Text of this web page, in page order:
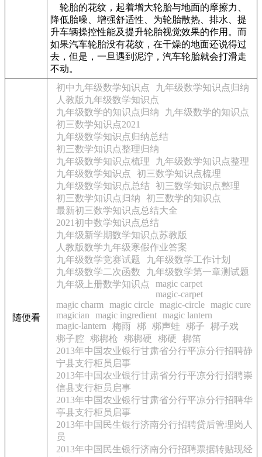
轮胎的花纹，起着增大轮胎与地面的摩擦力、
降低胎噪、增强舒适性、为轮胎散热、排水、提
升车辆操控性能及提升轮胎视觉效果的作用。而
如果汽车轮胎没有花纹，在干燥的地面还说得过
去，但是，一旦遇到泥泞，汽车轮胎就会打滑走
不动。
随便看
初中九年级数学知识点
九年级数学知识点归纳
人教版九年级数学知识点
九年级数学的知识点归纳
九年级数学的知识点
初三数学知识点2021
九年级数学知识点归纳总结
初三数学知识点整理归纳
九年级数学知识点梳理
九年级数学知识点整理
九年级数学知识点
初三数学知识点梳理
九年级数学知识点总结 初三数学知识点整理
初三数学知识点归纳
初三数学的知识点
最新初三数学知识点总结大全
2021初中数学知识点总结
九年级新学期数学知识点苏教版
人教版数学九年级寒假作业答案
九年级数学竞赛试题
九年级数学工作计划
九年级数学二次函数
九年级数学第一章测试题
九年级上册数学知识点
magic carpet
magic-carpet
magic charm
magic circle magic-circle magic cure
magician
magic ingredient magic lantern
magic-lantern
梅雨 梆 梆声蛙 梆子
梆子戏
梆子腔
梆梆枪 梆梆硬 梆硬
梆笛
2013年中国农业银行甘肃省分行平凉分行招聘静
宁县支行柜员启事
2013年中国农业银行甘肃省分行平凉分行招聘崇
信县支行柜员启事
2013年中国农业银行甘肃省分行平凉分行招聘华
亭县支行柜员启事
2013年中国民生银行济南分行招聘贷后管理岗人
员
2013年中国民生银行济南分行招聘票据转贴现经